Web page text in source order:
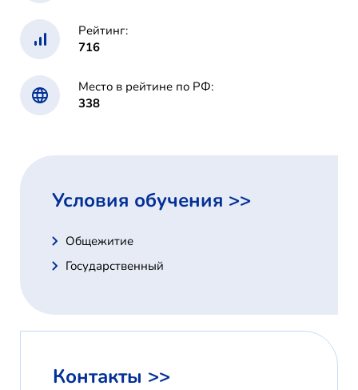
Рейтинг:
716
Место в рейтине по РФ:
338
Условия обучения >>
Общежитие
Государственный
Контакты >>